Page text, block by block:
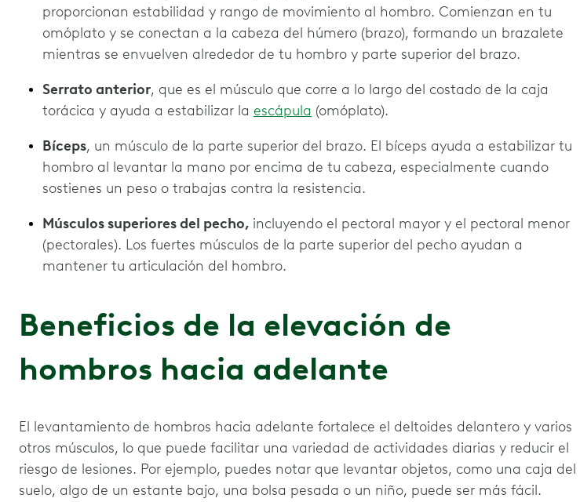
proporcionan estabilidad y rango de movimiento al hombro. Comienzan en tu
omóplato y se conectan a la cabeza del húmero (brazo), formando un brazalete
mientras se envuelven alrededor de tu hombro y parte superior del brazo.
Serrato anterior, que es el músculo que corre a lo largo del costado de la caja
torácica y ayuda a estabilizar la escápula (omóplato).
Bíceps, un músculo de la parte superior del brazo. El bíceps ayuda a estabilizar tu
hombro al levantar la mano por encima de tu cabeza, especialmente cuando
sostienes un peso o trabajas contra la resistencia.
Músculos superiores del pecho, incluyendo el pectoral mayor y el pectoral menor
(pectorales). Los fuertes músculos de la parte superior del pecho ayudan a
mantener tu articulación del hombro.
Beneficios de la elevación de
hombros hacia adelante
El levantamiento de hombros hacia adelante fortalece el deltoides delantero y varios
otros músculos, lo que puede facilitar una variedad de actividades diarias y reducir el
riesgo de lesiones. Por ejemplo, puedes notar que levantar objetos, como una caja del
suelo, algo de un estante bajo, una bolsa pesada o un niño, puede ser más fácil.